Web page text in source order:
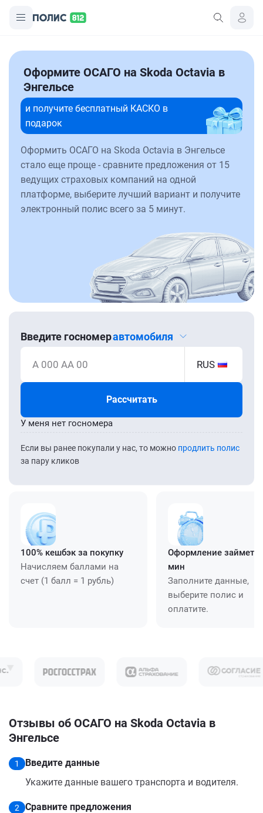
Оформите ОСАГО на Skoda Octavia в
Энгельсе
и получите бесплатный КАСКО в
подарок
Оформить ОСАГО на Skoda Octavia в Энгельсе
стало еще проще - сравните предложения от 15
ведущих страховых компаний на одной
платформе, выберите лучший вариант и получите
электронный полис всего за 5 минут.
Введите госномеравтомобиля
А 000 АА 00 RUS
Рассчитать
Если вы ранее покупали у нас, то можно продлить полис
за пару кликов
У меня нет госномера
100% кешбэк за покупку
Начисляем баллами на
счет (1 балл = 1 рубль)
Оформление займет
мин
Заполните данные,
выберите полис и
оплатите.
Отзывы об ОСАГО на Skoda Octavia в
Энгельсе
1
Введите данные
Укажите данные вашего транспорта и водителя.
2
Сравните предложения